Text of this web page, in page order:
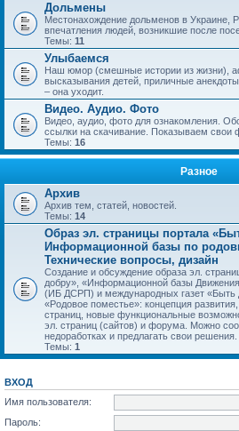
Дольмены
Местонахождение дольменов в Украине,
впечатления людей, возникшие после
Темы: 11
Улыбаемся
Наш юмор (смешные истории из жизни),
высказывания детей, приличные
– она уходит.
Видео. Аудио. Фото
Видео, аудио, фото для ознакомления.
ссылки на скачивание. Показываем свои
Темы: 16
Разное
Архив
Архив тем, статей, новостей.
Темы: 14
Образ эл. страницы портала
Информационной базы по
Технические вопросы, дизайн
Создание и обсуждение образа эл.
добру», «Информационной базы
(ИБ ДСРП) и международных газет «Быть
«Родовое поместье»: концепция
страниц, новые функциональные
эл. страниц (сайтов) и форума. Можно
недоработках и предлагать свои решения.
Темы: 1
ВХОД
Имя пользователя:
Пароль: